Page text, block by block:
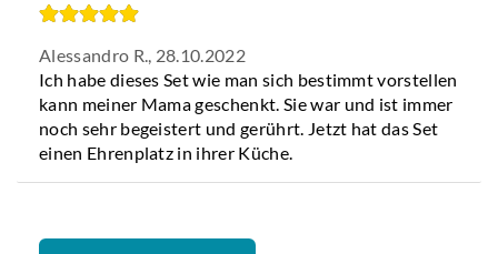
Alessandro R., 28.10.2022
Ich habe dieses Set wie man sich bestimmt vorstellen
kann meiner Mama geschenkt. Sie war und ist immer
noch sehr begeistert und gerührt. Jetzt hat das Set
einen Ehrenplatz in ihrer Küche.